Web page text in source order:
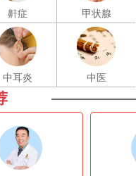
鼾症 甲状腺
中耳炎 中医